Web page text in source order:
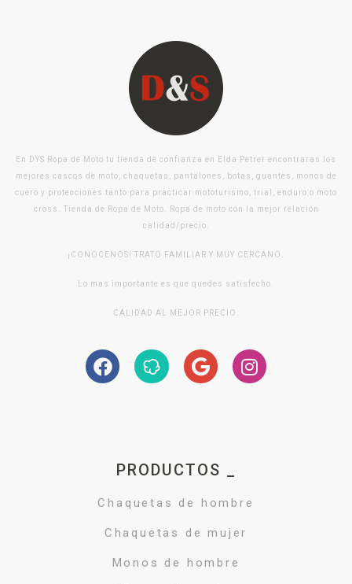
En DYS Ropa de Moto tu tienda de confianza en Elda Petrer encontraras los
mejores cascos de moto, chaquetas, pantalones, botas, guantes, monos de
cuero y protecciones tanto para practicar mototurismo, trial, enduro o moto
cross. Tienda de Ropa de Moto. Ropa de moto con la mejor relación
calidad/precio.
¡CONOCENOS! TRATO FAMILIAR Y MUY CERCANO.
Lo mas importante es que quedes satisfecho.
CALIDAD AL MEJOR PRECIO.
PRODUCTOS _
Chaquetas de hombre
Chaquetas de mujer
Monos de hombre